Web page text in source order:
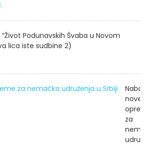
Podunavskih Švaba u Novom
lica iste sudbine 2)
nove
za